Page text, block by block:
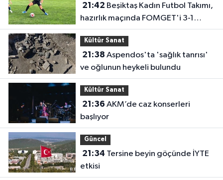
21:42
hazırlık maçında FOMGET'i 3-1
mağlup etti
Kültür Sanat
21:38
ve oğlunun heykeli bulundu
Kültür Sanat
21:36
başlıyor
Güncel
21:34
etkisi